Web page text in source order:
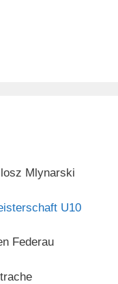
Mlynarski
U10
Federau